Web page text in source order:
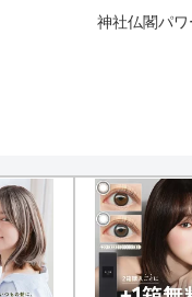
神社仏閣パ